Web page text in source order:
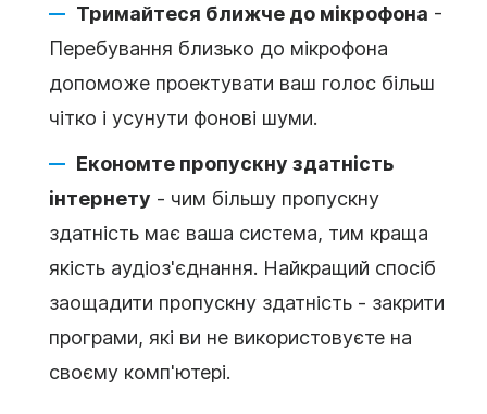
Тримайтеся ближче до мікрофона -
Перебування близько до мікрофона
допоможе проектувати ваш голос більш
чітко і усунути фонові шуми.
Економте пропускну здатність
інтернету - чим більшу пропускну
здатність має ваша система, тим краща
якість аудіоз'єднання. Найкращий спосіб
заощадити пропускну здатність - закрити
програми, які ви не використовуєте на
своєму комп'ютері.